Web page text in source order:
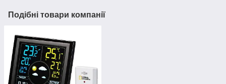
Подібні товари компанії